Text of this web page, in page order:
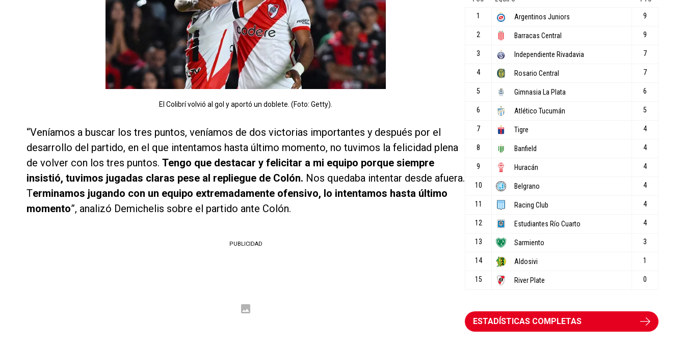
El Colibrí volvió al gol y aportó un doblete. (Foto: Getty).
“Veníamos a buscar los tres puntos, veníamos de dos victorias importantes y después por el
desarrollo del partido, en el que intentamos hasta último momento, no tuvimos la felicidad plena
de volver con los tres puntos. Tengo que destacar y felicitar a mi equipo porque siempre
insistió, tuvimos jugadas claras pese al repliegue de Colón. Nos quedaba intentar desde afuera.
Terminamos jugando con un equipo extremadamente ofensivo, lo intentamos hasta último
momento”, analizó Demichelis sobre el partido ante Colón.
PUBLICIDAD
ESTADÍSTICAS COMPLETAS